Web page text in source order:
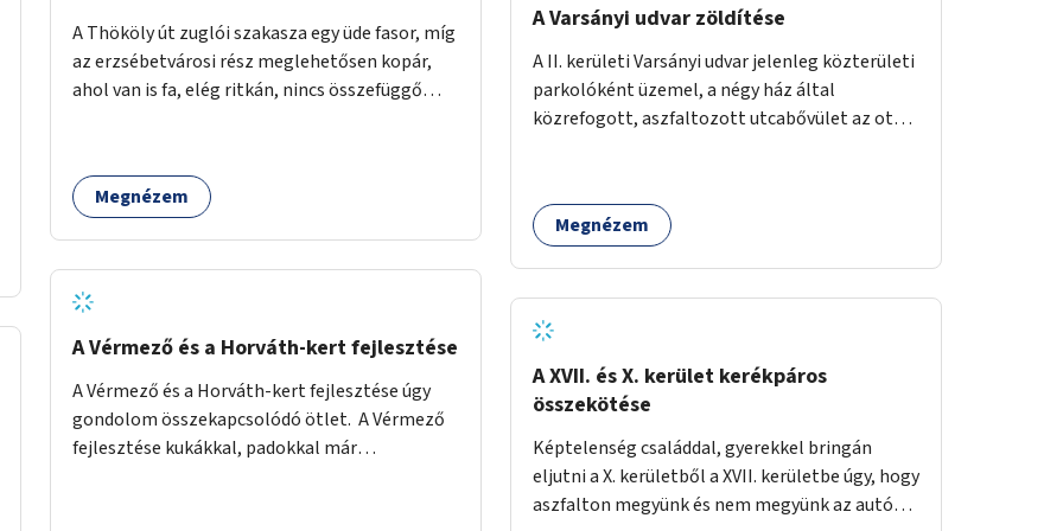
A Thököly út zuglói szakasza egy üde fasor, míg
az erzsébetvárosi rész meglehetősen kopár,
ahol van is fa, elég ritkán, nincs összefüggő
ahol a közművek engedik, új fák ültetésére
lenne szükség.
Megnézem
A Vérmező és a Horváth-kert fejlesztése
A Vérmező és a Horváth-kert fejlesztése úgy
gondolom összekapcsolódó ötlet. A Vérmező
fejlesztése kukákkal, padokkal már
A Varsányi udvar zöldítése
A II. kerületi Varsányi udvar jelenleg közterületi
parkolóként üzemel, a négy ház által
közrefogott, aszfaltozott utcabővület az ott
magasított zöldfelület jöjjön létre, amely a
Varsányi Irén utca bővületeként és a megújult
számára is lehetőséget nyújtson rekreációs
célokra. A Varsányi Irén utca és a Varsányi udvar
jelenleg két különálló közterületként
viselkedik, elválasztja őket a biciklisáv és a
összekapcsolását szorgalmazza. A
látványterveken is szereplő padok, teraszok,
zöldfelületek és biciklitárolók mindenki
Megnézem
A XVII. és X. kerület kerékpáros
összekötése
Képtelenség családdal, gyerekkel bringán
eljutni a X. kerületből a XVII. kerületbe úgy, hogy
aszfalton megyünk és nem megyünk az autók